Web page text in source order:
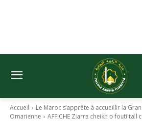
Accueil
Le Maroc s’apprête à accueillir la
Omarienne
AFFICHE Ziarra cheikh o fouti tall